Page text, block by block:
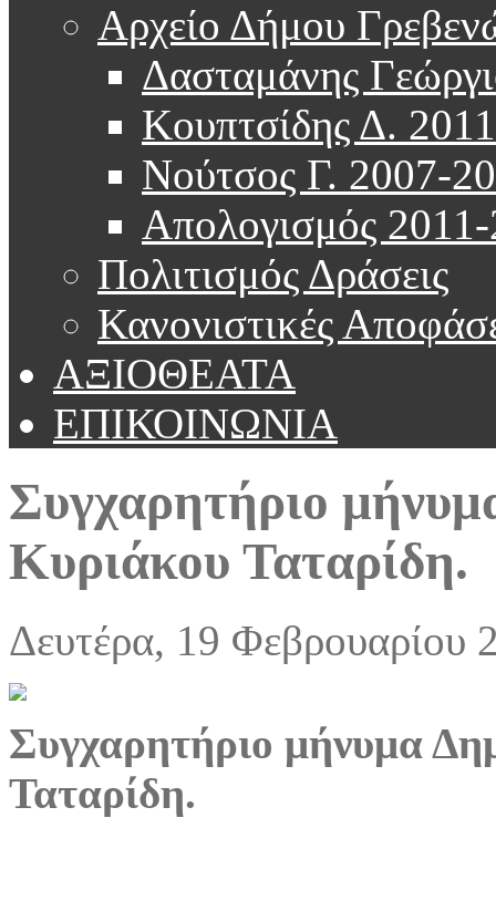
Αρχείο Δήμου
Δασταμάνης
Κουπτσίδης Δ.
Νούτσος Γ. 2007-
Απολογισμός
Πολιτισμός Δράσεις
Κανονιστικές
ΑΞΙΟΘΕΑΤΑ
ΕΠΙΚΟΙΝΩΝΙΑ
Συγχαρητήριο
Κυριάκου Ταταρίδη.
Δευτέρα, 19 Φεβρουαρίου
Συγχαρητήριο μήνυμα
Ταταρίδη.